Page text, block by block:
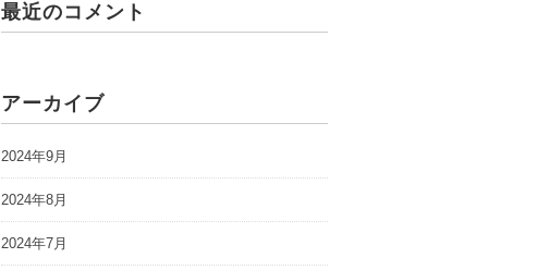
最近のコメント
アーカイブ
2024年9月
2024年8月
2024年7月